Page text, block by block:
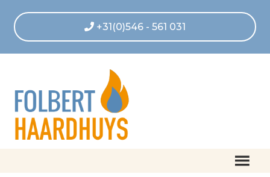
+31(0)546 - 561 031